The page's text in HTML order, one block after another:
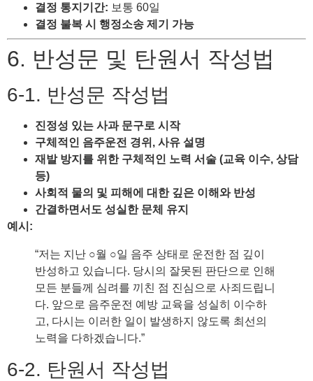
결정 통지기간: 보통 60일
결정 불복 시 행정소송 제기 가능
6. 반성문 및 탄원서 작성법
6-1. 반성문 작성법
진정성 있는 사과 문구로 시작
구체적인 음주운전 경위, 사유 설명
재발 방지를 위한 구체적인 노력 서술 (교육 이수, 상담
등)
사회적 물의 및 피해에 대한 깊은 이해와 반성
간결하면서도 성실한 문체 유지
예시:
“저는 지난 ○월 ○일 음주 상태로 운전한 점 깊이
반성하고 있습니다. 당시의 잘못된 판단으로 인해
모든 분들께 심려를 끼친 점 진심으로 사죄드립니
다. 앞으로 음주운전 예방 교육을 성실히 이수하
고, 다시는 이러한 일이 발생하지 않도록 최선의
노력을 다하겠습니다.”
6-2. 탄원서 작성법